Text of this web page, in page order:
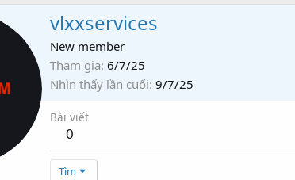
vlxxservices
New member
Tham gia 6/7/25
Nhìn thấy lần cuối 9/7/25
Bài viết
0
Tìm